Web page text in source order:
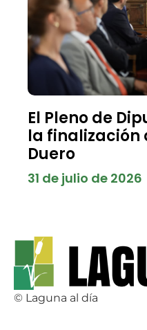
El Pleno de
la finalización
Duero
31 de julio de 2026
© Laguna al día